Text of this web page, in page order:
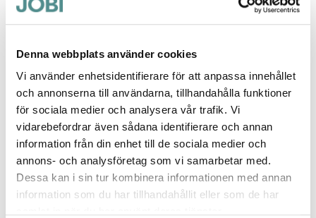
Denna webbplats använder cookies
Vi använder enhetsidentifierare för att anpassa innehållet
och annonserna till användarna, tillhandahålla funktioner
för sociala medier och analysera vår trafik. Vi
vidarebefordrar även sådana identifierare och annan
information från din enhet till de sociala medier och
annons- och analysföretag som vi samarbetar med.
Dessa kan i sin tur kombinera informationen med annan
information som du har tillhandahållit eller som de har
Gitteogbjarne@hotmail.com
80%
Hvorfor sælger i ikke til Danmark
Recenserad avGitte Thougaard Publicerat
den
2025-06-08
Bästa skon!!
Betyg *
100%
Så sköna att ha både på jobbet & hemma. Gick upp en storlek då
bakremmen gör att foten trycks fram. Har även Madrid utan hälrem,
där har jag min vanliga storlek. Går ej att jämföra komforten med t.ex